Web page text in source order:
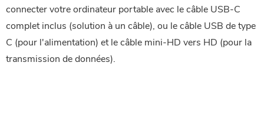
connecter votre ordinateur portable avec le câble USB-C
complet inclus (solution à un câble), ou le câble USB de type
C (pour l'alimentation) et le câble mini-HD vers HD (pour la
transmission de données).